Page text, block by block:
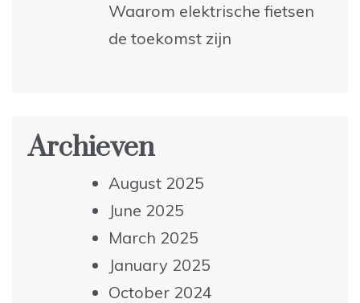
Waarom elektrische fietsen
de toekomst zijn
Archieven
August 2025
June 2025
March 2025
January 2025
October 2024